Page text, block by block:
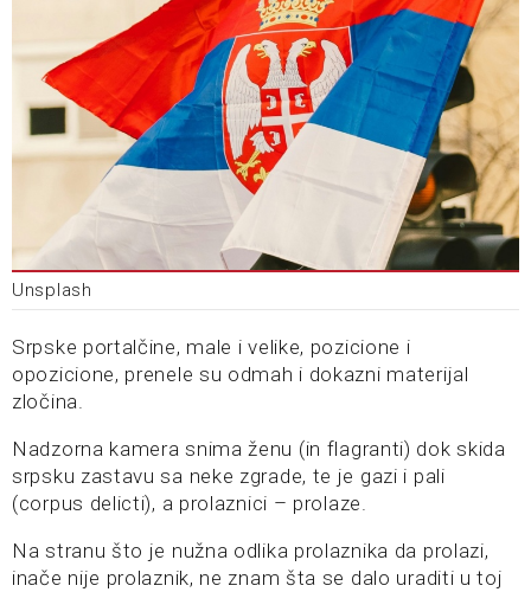
Unsplash
Srpske portalčine, male i velike, pozicione i
opozicione, prenele su odmah i dokazni materijal
zločina.
Nadzorna kamera snima ženu (in flagranti) dok skida
srpsku zastavu sa neke zgrade, te je gazi i pali
(corpus delicti), a prolaznici – prolaze.
Na stranu što je nužna odlika prolaznika da prolazi,
inače nije prolaznik, ne znam šta se dalo uraditi u toj